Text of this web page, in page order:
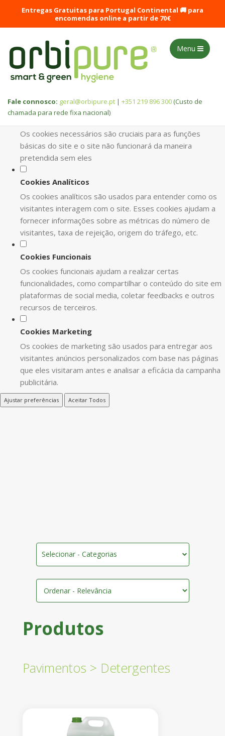
DEFINA AS SUAS PREFERÊNCIAS DE
COOKIES PARA ESTE WEBSITE.
Este website utiliza cookies estritamente necessários, analíticos
e funcionais, para lhe oferecer uma boa experiência de
navegação e acesso a todas as funcionalidades.
Cookies necessários (obrigatório)
Os cookies necessários são cruciais para as funções
básicas do site e o site não funcionará da maneira
pretendida sem eles
Cookies Analíticos
Os cookies analíticos são usados para entender como os
visitantes interagem com o site. Esses cookies ajudam a
fornecer informações sobre as métricas do número de
visitantes, taxa de rejeição, origem do tráfego, etc.
Cookies Funcionais
Os cookies funcionais ajudam a realizar certas
funcionalidades, como compartilhar o conteúdo do site em
plataformas de social media, coletar feedbacks e outros
recursos de terceiros.
Cookies Marketing
Os cookies de marketing são usados para entregar aos
visitantes anúncios personalizados com base nas páginas
que eles visitaram antes e analisar a eficácia da campanha
publicitária.
Ajustar preferências Aceitar Todos
Entregas Gratuitas para Portugal Continental 🚚 para
encomendas online a partir de 70€
Menu
Fale connosco: geral@orbipure.pt | +351 219 896 300 (Custo de
chamada para rede fixa nacional)
Selecionar - Categorias
Produtos
Pavimentos > Detergentes